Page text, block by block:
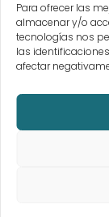
Para ofrecer las
almacenar y/o
tecnologías nos
las
afectar